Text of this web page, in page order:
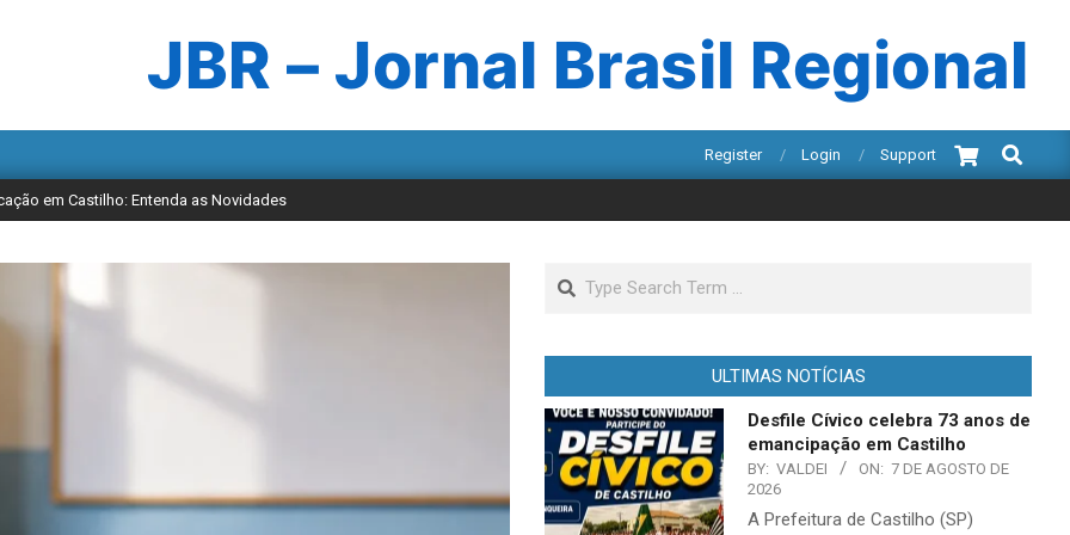
JBR – Jornal Brasil Regional
Register Login Support
Search
em Castilho: Entenda as Novidades
Search
ULTIMAS NOTÍCIAS
Desfile Cívico celebra 73 anos de
emancipação em Castilho
BY: VALDEI ON: 7 DE AGOSTO DE
2026
A Prefeitura de Castilho (SP)